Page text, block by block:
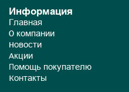
Информация
Главная
О компании
Новости
Акции
Помощь покупателю
Контакты